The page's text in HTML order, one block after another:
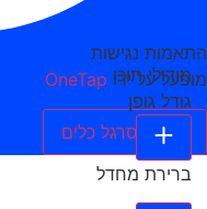
התאמות נגישות
מופעל על ידי OneTap
הסתר סרגל כלים
מודולי תוכן
גודל גופן
ברירת מחדל